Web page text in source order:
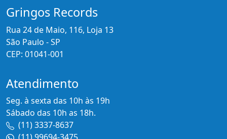
Gringos Records
Rua 24 de Maio, 116, Loja 13
São Paulo - SP
CEP: 01041-001
Atendimento
Seg. à sexta das 10h às 19h
Sábado das 10h as 18h.
(11) 3337-8637